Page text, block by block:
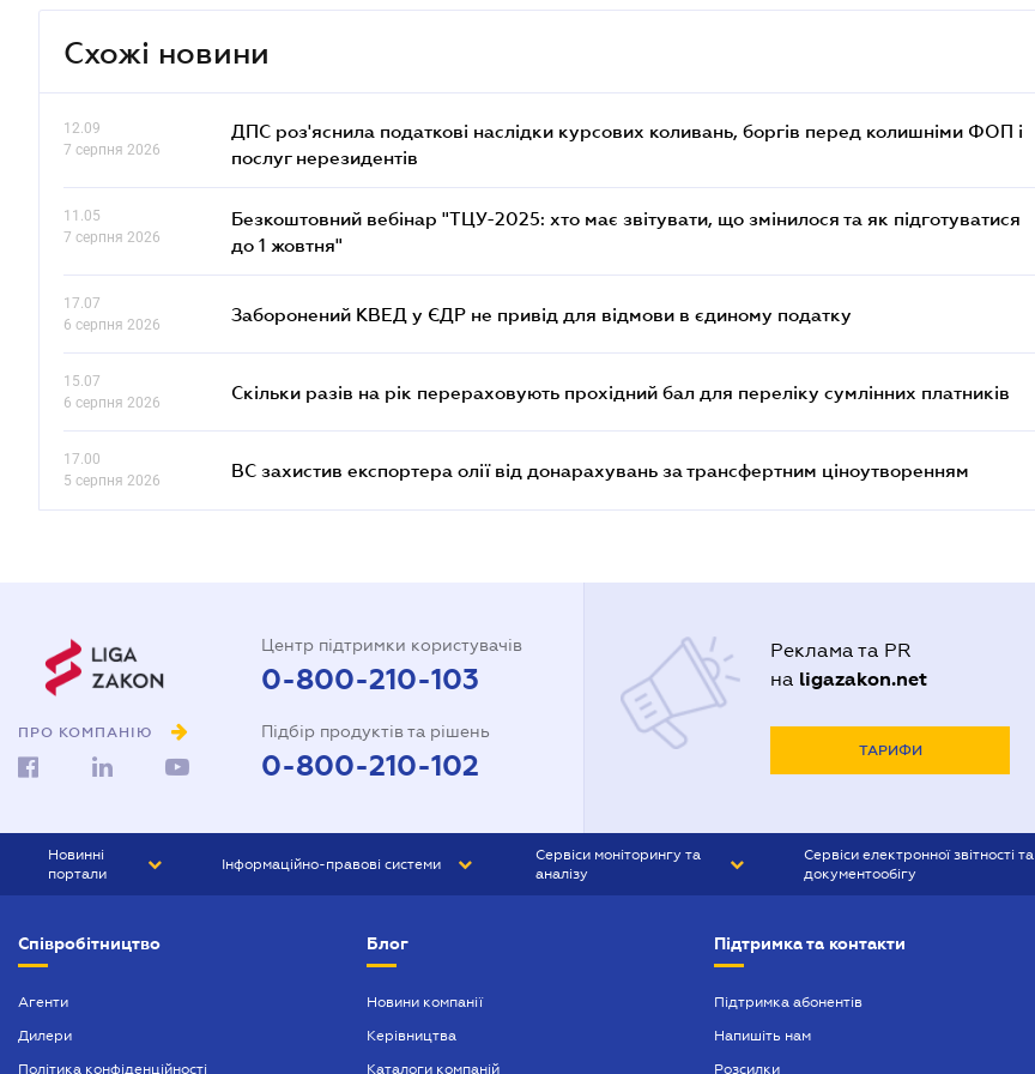
Схожі новини
12.09
7 серпня 2026
ДПС роз'яснила податкові наслідки курсових коливань, боргів перед колишніми ФОП і
послуг нерезидентів
11.05
7 серпня 2026
Безкоштовний вебінар "ТЦУ-2025: хто має звітувати, що змінилося та як підготуватися
до 1 жовтня"
17.07
6 серпня 2026
Заборонений КВЕД у ЄДР не привід для відмови в єдиному податку
15.07
6 серпня 2026
Скільки разів на рік перераховують прохідний бал для переліку сумлінних платників
17.00
5 серпня 2026
ВС захистив експортера олії від донарахувань за трансфертним ціноутворенням
ПРО КОМПАНІЮ
Центр підтримки користувачів
0-800-210-103
Підбір продуктів та рішень
0-800-210-102
Реклама та PR
на ligazakon.net
ТАРИФИ
Новинні
портали
БІЗНЕС
Інформаційно-правові системи
БУХГАЛТЕР ПРОФ
Сервіси моніторингу та
аналізу
Сервіси електронної звітності та
документообігу
Співробітництво
Агенти
Дилери
Політика конфіденційності
Блог
Новини компанії
Керівництва
Каталоги компаній
Підтримка та контакти
Підтримка абонентів
Напишіть нам
Розсилки